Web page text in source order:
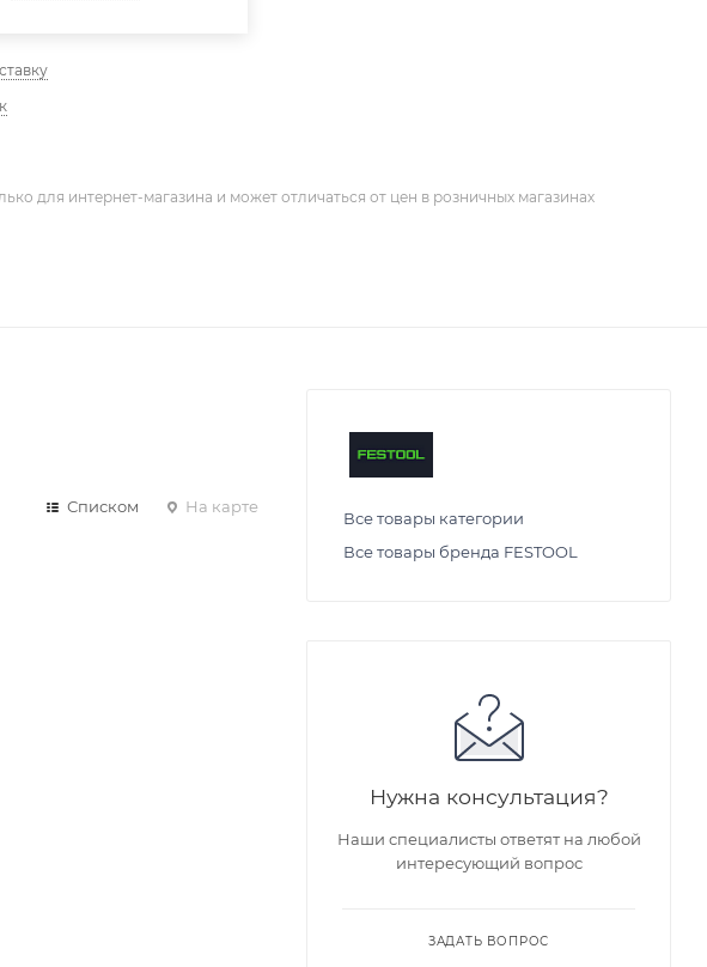
для интернет-магазина и может отличаться от цен в розничных магазинах
Списком На карте
Все товары категории
Все товары бренда FESTOOL
Нужна консультация?
Наши специалисты ответят на любой
интересующий вопрос
ЗАДАТЬ ВОПРОС